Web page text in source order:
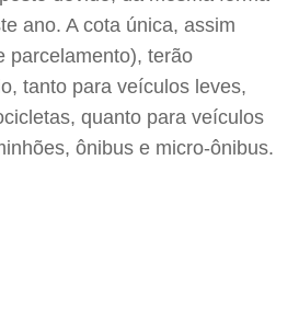
ano. A cota única, assim
parcelamento), terão
tanto para veículos leves,
quanto para veículos
ônibus e micro-ônibus.